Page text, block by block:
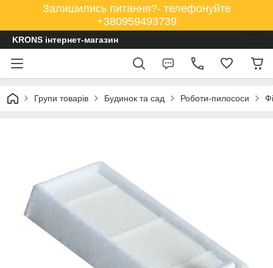
Залишились питання?- телефонуйте
+380959493739
KRONS інтернет-магазин
Групи товарів Будинок та сад Роботи-пилососи